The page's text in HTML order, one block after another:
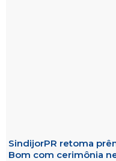
SindijorPR retoma
Bom com cerimônia